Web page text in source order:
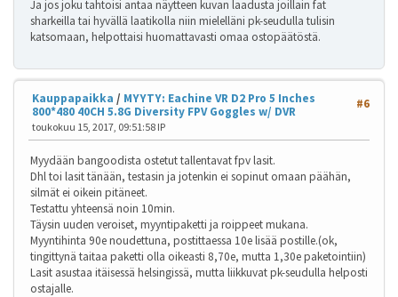
Ja jos joku tahtoisi antaa näytteen kuvan laadusta joillain fat
sharkeilla tai hyvällä laatikolla niin mielelläni pk-seudulla tulisin
katsomaan, helpottaisi huomattavasti omaa ostopäätöstä.
#6
Kauppapaikka / MYYTY: Eachine VR D2 Pro 5 Inches
800*480 40CH 5.8G Diversity FPV Goggles w/ DVR
toukokuu 15, 2017, 09:51:58 IP
Myydään bangoodista ostetut tallentavat fpv lasit.
Dhl toi lasit tänään, testasin ja jotenkin ei sopinut omaan päähän,
silmät ei oikein pitäneet.
Testattu yhteensä noin 10min.
Täysin uuden veroiset, myyntipaketti ja roippeet mukana.
Myyntihinta 90e noudettuna, postittaessa 10e lisää postille.(ok,
tingittynä taitaa paketti olla oikeasti 8,70e, mutta 1,30e paketointiin)
Lasit asustaa itäisessä helsingissä, mutta liikkuvat pk-seudulla helposti
ostajalle.